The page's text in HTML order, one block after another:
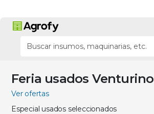
Feria usados Venturino
Ver ofertas
Especial usados seleccionados